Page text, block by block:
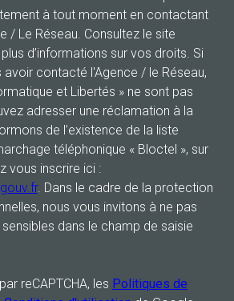
à tout moment en contactant
/ Le Réseau. Consultez le site
d’informations sur vos droits. Si
contacté l'Agence / le Réseau,
et Libertés » ne sont pas
adresser une réclamation à la
de l’existence de la liste
téléphonique « Bloctel », sur
vous inscrire ici :
. Dans le cadre de la protection
nous vous invitons à ne pas
dans le champ de saisie
reCAPTCHA, les Politiques de